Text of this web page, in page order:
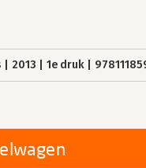
2013 1e druk